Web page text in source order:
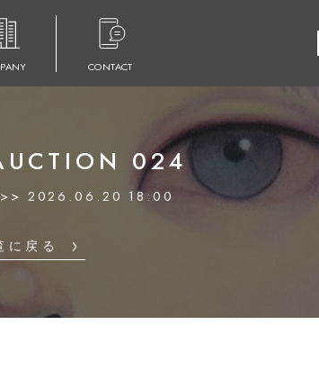
CONTACT
024
2026.06.20 18:00
に戻る